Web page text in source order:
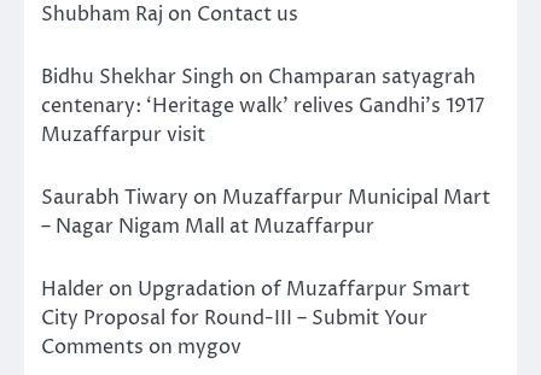
Shubham Raj on Contact us
Bidhu Shekhar Singh on Champaran satyagrah
centenary: ‘Heritage walk’ relives Gandhi’s 1917
Muzaffarpur visit
Saurabh Tiwary on Muzaffarpur Municipal Mart
– Nagar Nigam Mall at Muzaffarpur
Halder on Upgradation of Muzaffarpur Smart
City Proposal for Round-III – Submit Your
Comments on mygov